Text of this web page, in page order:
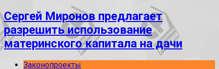
Сергей Миронов предлагает
разрешить использование
материнского капитала на дачи
Законопроекты